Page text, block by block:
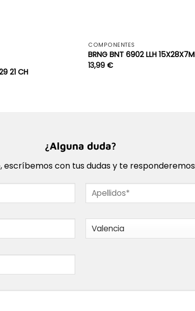
21 CH
COMPONENTES
BRNG BNT 6902 LLH
13,99 €
¿Alguna duda?
escríbemos con tus dudas y te